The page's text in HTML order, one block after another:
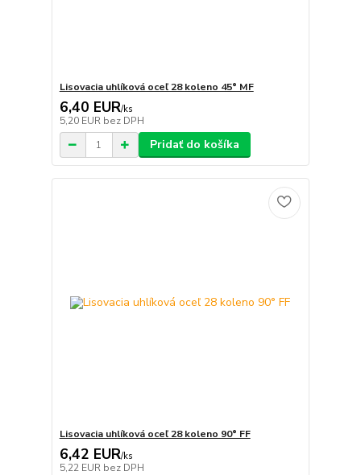
Lisovacia uhlíková oceľ 28 koleno 45° MF
6,40 EUR/ks
5,20 EUR bez DPH
Pridať do košíka
Lisovacia uhlíková oceľ 28 koleno 90° FF
6,42 EUR/ks
5,22 EUR bez DPH